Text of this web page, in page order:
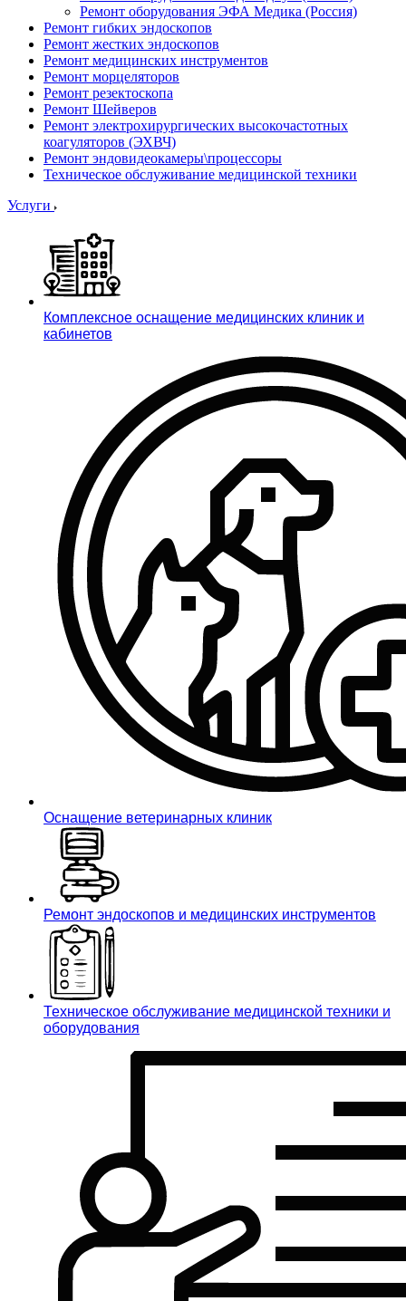
Ремонт оборудования ЭФА Медика (Россия)
Ремонт гибких эндоскопов
Ремонт жестких эндоскопов
Ремонт медицинских инструментов
Ремонт морцеляторов
Ремонт резектоскопа
Ремонт Шейверов
Ремонт электрохирургических высокочастотных
коагуляторов (ЭХВЧ)
Ремонт эндовидеокамеры\процессоры
Техническое обслуживание медицинской техники
Услуги
Комплексное оснащение медицинских клиник и
кабинетов
Оснащение ветеринарных клиник
Ремонт эндоскопов и медицинских инструментов
Техническое обслуживание медицинской техники и
оборудования